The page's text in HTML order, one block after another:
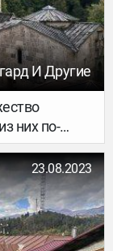
И Другие
них по-
четыре
о них
23.08.2023